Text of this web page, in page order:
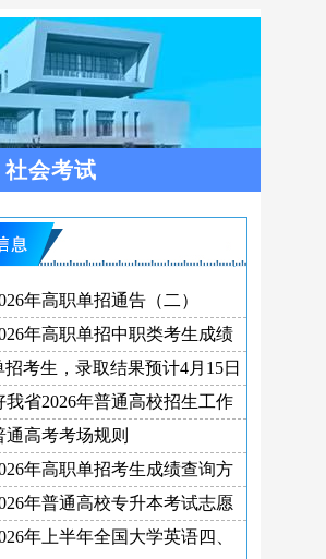
社会考试
年高职单招通告（二）
年高职单招中职类考生成绩
招考生，录取结果预计4月15日
询方式请收好
我省2026年普通高校招生工作
通高考考场规则
年高职单招考生成绩查询方
年普通高校专升本考试志愿
告年上半年全国大学英语四、